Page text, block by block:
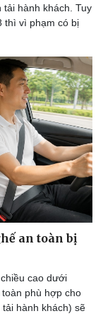
tải hành khách. Tuy
thì vì phạm có bị
an toàn bị
cao dưới
phù hợp cho
hành khách) sẽ